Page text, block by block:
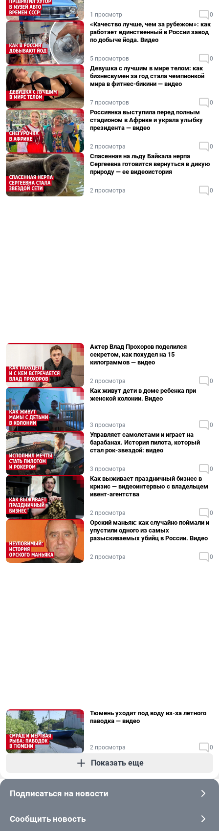
1 просмотр 0
«Качество лучше, чем за рубежом»: как
работает единственный в России завод
по добыче йода. Видео
5 просмотров 0
Девушка с лучшим в мире телом: как
бизнесвумен за год стала чемпионкой
мира в фитнес-бикини — видео
7 просмотров 0
Россиянка выступила перед полным
стадионом в Африке и украла улыбку
президента — видео
2 просмотра 0
Спасенная на льду Байкала нерпа
Сергеевна готовится вернуться в дикую
природу — ее видеоистория
2 просмотра 0
Актер Влад Прохоров поделился
секретом, как похудел на 15
килограммов — видео
2 просмотра 0
Как живут дети в доме ребенка при
женской колонии. Видео
3 просмотра 0
Управляет самолетами и играет на
барабанах. История пилота, который
стал рок-звездой: видео
3 просмотра 0
Как выживает праздничный бизнес в
кризис — видеоинтервью с владельцем
ивент-агентства
2 просмотра 0
Орский маньяк: как случайно поймали и
упустили одного из самых
разыскиваемых убийц в России. Видео
2 просмотра 0
Тюмень уходит под воду из-за летного
паводка — видео
2 просмотра 0
Показать еще
Подписаться на новости
Сообщить новость